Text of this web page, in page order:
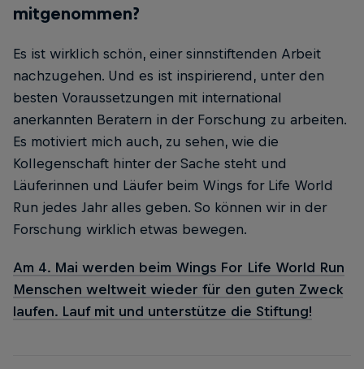
mitgenommen?
Es ist wirklich schön, einer sinnstiftenden Arbeit
nachzugehen. Und es ist inspirierend, unter den
besten Voraussetzungen mit international
anerkannten Beratern in der Forschung zu arbeiten.
Es motiviert mich auch, zu sehen, wie die
Kollegenschaft hinter der Sache steht und
Läuferinnen und Läufer beim Wings for Life World
Run jedes Jahr alles geben. So können wir in der
Forschung wirklich etwas bewegen.
Am 4. Mai werden beim Wings For Life World Run
Menschen weltweit wieder für den guten Zweck
laufen. Lauf mit und unterstütze die Stiftung!